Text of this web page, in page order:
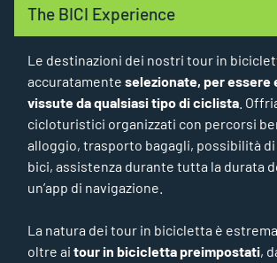
The BICI Experience
Le destinazioni dei nostri tour in
accuratamente selezionate, per essere
vissute da qualsiasi tipo di ciclista .
cicloturistici organizzati con percorsi
alloggio, trasporto bagagli, possibilità
bici, assistenza durante tutta la durata
un’app di navigazione.
La natura dei tour in bicicletta è
oltre ai tour in bicicletta preimpostati,